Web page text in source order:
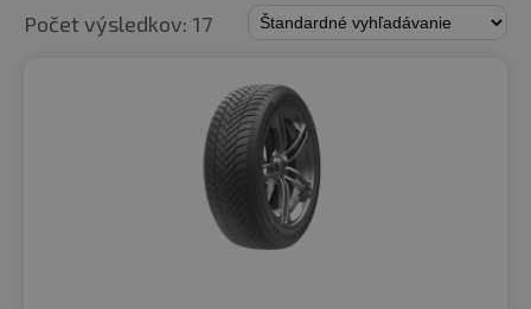
Počet výsledkov: 17